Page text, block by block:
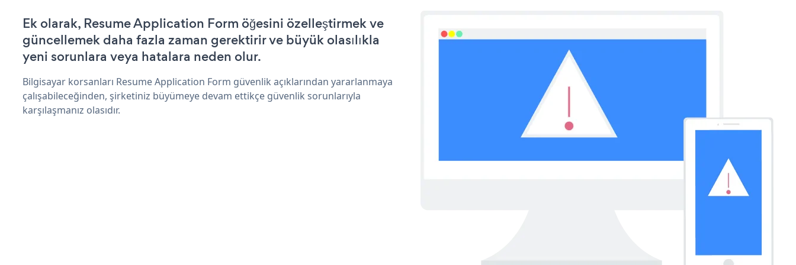
Ek olarak, Resume Application Form öğesini özelleştirmek ve
güncellemek daha fazla zaman gerektirir ve büyük olasılıkla
yeni sorunlara veya hatalara neden olur.
Bilgisayar korsanları Resume Application Form güvenlik açıklarından yararlanmaya
çalışabileceğinden, şirketiniz büyümeye devam ettikçe güvenlik sorunlarıyla
karşılaşmanız olasıdır.